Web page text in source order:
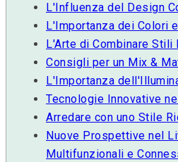
L'Influenza del Design
L'Importanza dei Colori
L'Arte di Combinare Stili
Consigli per un Mix &
L'Importanza
Tecnologie Innovative
Arredare con uno Stile
Nuove Prospettive nel
Multifunzionali e